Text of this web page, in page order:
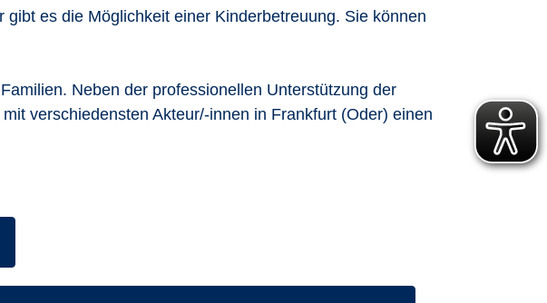
es die Möglichkeit einer Kinderbetreuung. Sie können
Neben der professionellen Unterstützung der
verschiedensten Akteur/-innen in Frankfurt (Oder) einen
aufrufen: